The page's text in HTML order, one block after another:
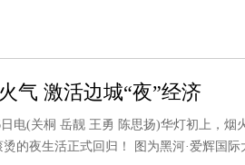
气 激活边城“夜”经济
(关桐 岳靓 王勇 陈思扬)华灯初上，烟
的夜生活正式回归！ 图为黑河·爱辉国